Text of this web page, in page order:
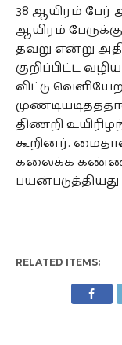
38 ஆயிரம்
ஆயிரம்
தவறு என்று
குறிப்பிட்ட
விட்டு
திணறி
கூறினர்.
கலைக்க
RELATED ITEMS: